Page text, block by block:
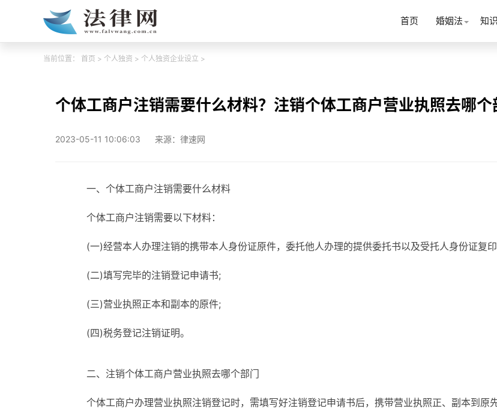
首页 婚姻法 知
当前位置： 首页 > 个人独资 > 个人独资企业设立 >
个体工商户注销需要什么材料？注销个体工商户营业执照去哪个
2023-05-11 10:06:03 来源：律速网
一、个体工商户注销需要什么材料
个体工商户注销需要以下材料：
(一)经营本人办理注销的携带本人身份证原件，委托他人办理的提供委托书以及受托人身份证复
(二)填写完毕的注销登记申请书;
(三)营业执照正本和副本的原件;
(四)税务登记注销证明。
二、注销个体工商户营业执照去哪个部门
个体工商户办理营业执照注销登记时，需填写好注销登记申请书后，携带营业执照正、副本到原